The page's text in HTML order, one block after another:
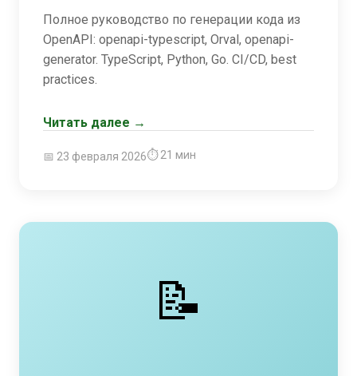
Полное руководство по генерации кода из
OpenAPI: openapi-typescript, Orval, openapi-
generator. TypeScript, Python, Go. CI/CD, best
practices.
Читать далее →
📅 23 февраля 2026⏱ 21 мин
📝